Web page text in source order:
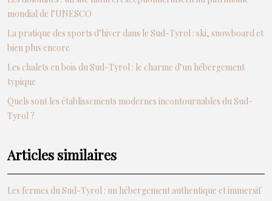
mondial de l’UNESCO
La pratique des sports d’hiver dans le Sud-Tyrol : ski, snowboard et
bien plus encore
Les chalets en bois du Sud-Tyrol : le charme d’un hébergement
typique
Quels sont les établissements modernes incontournables du Sud-
Tyrol ?
Articles similaires
Les fermes du Sud-Tyrol : un hébergement authentique et immersif